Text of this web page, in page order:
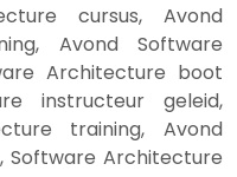
cursus, Avond
Avond Software
Architecture boot
instructeur geleid,
training, Avond
Software Architecture